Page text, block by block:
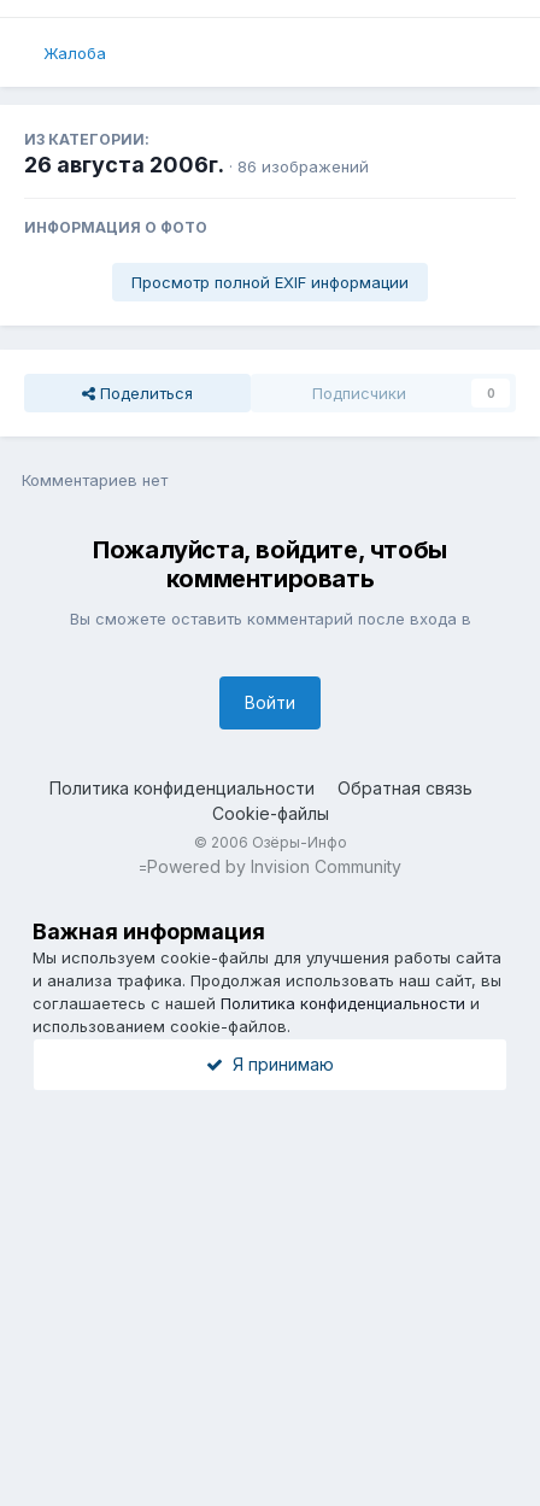
Жалоба
ИЗ КАТЕГОРИИ:
26 августа 2006г. · 86 изображений
ИНФОРМАЦИЯ О ФОТО
Просмотр полной EXIF информации
Поделиться Подписчики 0
Комментариев нет
Пожалуйста, войдите, чтобы
комментировать
Вы сможете оставить комментарий после входа в
Войти
Политика конфиденциальности
Обратная связь
Cookie-файлы
© 2006 Озёры-Инфо
=Powered by Invision Community
Важная информация
Мы используем cookie-файлы для улучшения работы сайта
и анализа трафика. Продолжая использовать наш сайт, вы
соглашаетесь с нашей Политика конфиденциальности и
использованием cookie-файлов.
Я принимаю